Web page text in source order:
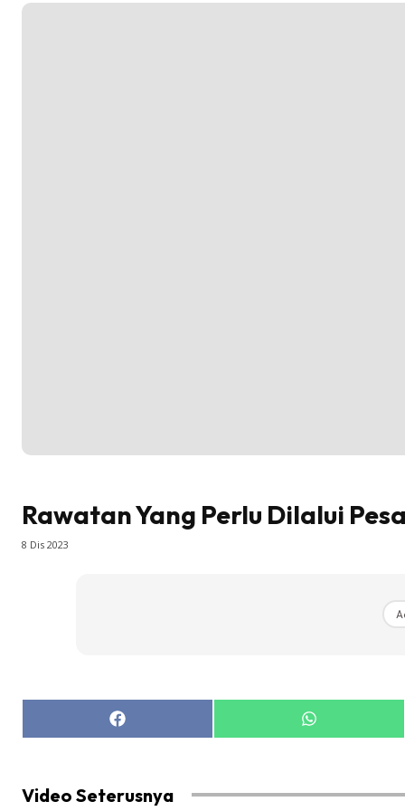
Rawatan Yang Perlu Dilalui
8 Dis 2023
Share
on
Share
on
Video Seterusnya